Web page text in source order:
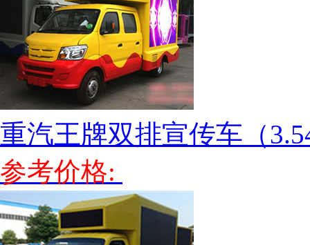
重汽王牌双排宣传车（
参考价格: